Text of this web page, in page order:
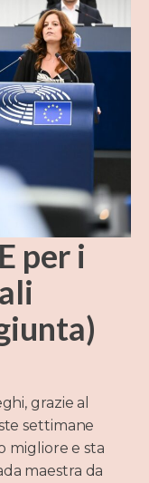
per i
grazie al
settimane
migliore e sta
maestra da